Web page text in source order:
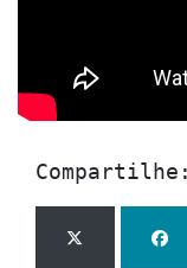
Compartilhe: